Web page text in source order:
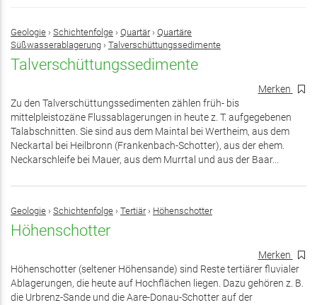
Geologie › Schichtenfolge › Quartär› Quartäre
Süßwasserablagerung › Talverschüttungssedimente
Talverschüttungssedimente
Merken
Zu den Talverschüttungssedimenten zählen früh- bis
mittelpleistozäne Flussablagerungen in heute z. T. aufgegebenen
Talabschnitten. Sie sind aus dem Maintal bei Wertheim, aus dem
Neckartal bei Heilbronn (Frankenbach-Schotter), aus der ehem.
Neckarschleife bei Mauer, aus dem Murrtal und aus der Baar...
Geologie › Schichtenfolge › Tertiär› Höhenschotter
Höhenschotter
Merken
Höhenschotter (seltener Höhensande) sind Reste tertiärer fluvialer
Ablagerungen, die heute auf Hochflächen liegen. Dazu gehören z. B.
die Urbrenz-Sande und die Aare-Donau-Schotter auf der